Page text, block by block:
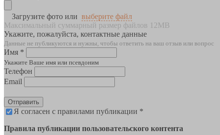
Загрузите фото или выберите файл
Максимальный суммарный размер файлов 12MB
Укажите, пожалуйста, контактные данные
Данные не публикуются и нужны, чтобы ответить на ваш отзыв или вопрос
Имя *
Укажите Ваше имя или псевдоним
Телефон
Email
Отправить
Я согласен с правилами публикации *
Правила публикации пользовательского контента